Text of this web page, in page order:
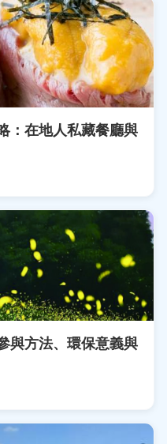
：在地人私藏餐廳與
與方法、環保意義與